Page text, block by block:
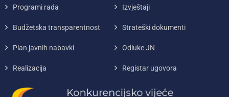
Programi rada Izvještaji
Budžetska transparentnost Strateški dokumenti
Plan javnih nabavki Odluke JN
Realizacija Registar ugovora